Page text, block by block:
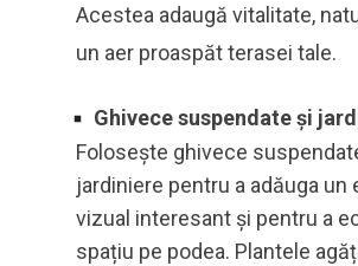
Acestea adaugă vitalitate,
un aer proaspăt terasei tale.
Ghivece suspendate și
Folosește ghivece
jardiniere pentru a adăuga un
vizual interesant și pentru a
spațiu pe podea. Plantele